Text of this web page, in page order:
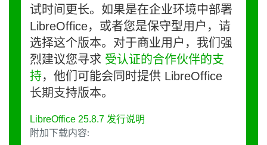
试时间更长。如果是在企业环境中部署
LibreOffice，或者您是保守型用户，请
选择这个版本。对于商业用户，我们强
烈建议您寻求 受认证的合作伙伴的支
持，他们可能会同时提供 LibreOffice
长期支持版本。
LibreOffice 25.8.7 发行说明
附加下载内容: